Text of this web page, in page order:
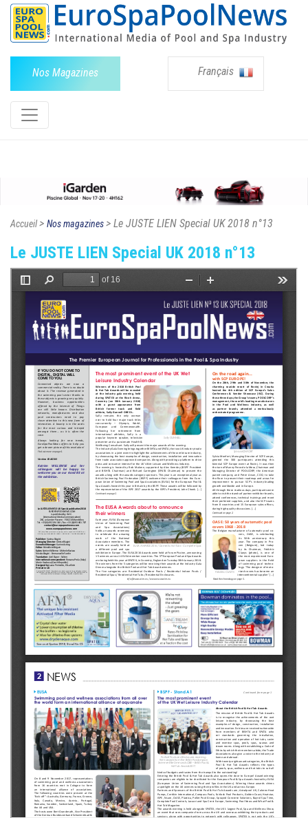
Nos Magazines Français
Accueil> Nos magazines> Le JUSTE LIEN Special UK 2018 n°13
Le JUSTE LIEN Special UK 2018 n°13